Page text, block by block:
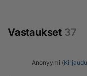
Vastaukset 37
Anonyymi (Kirjaudu